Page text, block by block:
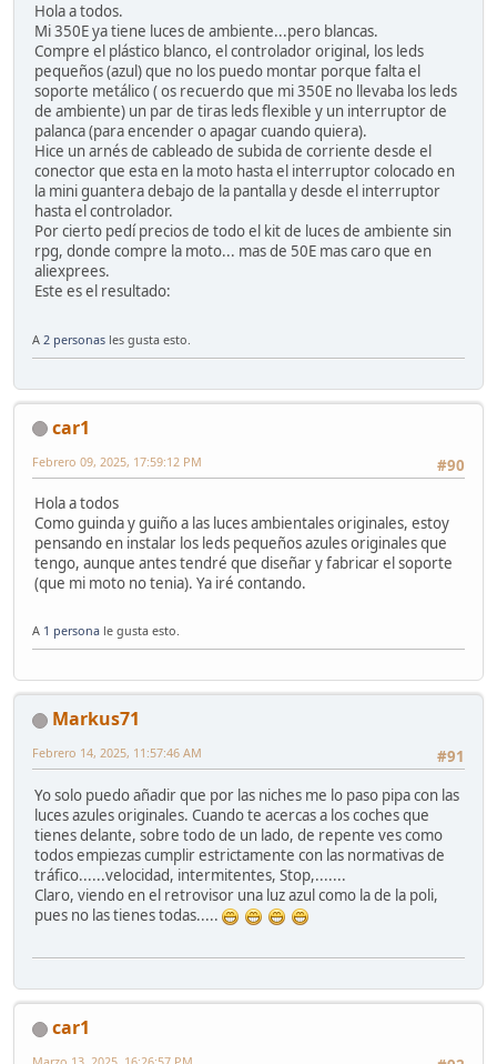
Hola a todos.
Mi 350E ya tiene luces de ambiente...pero blancas.
Compre el plástico blanco, el controlador original, los leds
pequeños (azul) que no los puedo montar porque falta el
soporte metálico ( os recuerdo que mi 350E no llevaba los leds
de ambiente) un par de tiras leds flexible y un interruptor de
palanca (para encender o apagar cuando quiera).
Hice un arnés de cableado de subida de corriente desde el
conector que esta en la moto hasta el interruptor colocado en
la mini guantera debajo de la pantalla y desde el interruptor
hasta el controlador.
Por cierto pedí precios de todo el kit de luces de ambiente sin
rpg, donde compre la moto... mas de 50E mas caro que en
aliexprees.
Este es el resultado:
A 2 personas les gusta esto.
car1
#90
Febrero 09, 2025, 17:59:12 PM
Hola a todos
Como guinda y guiño a las luces ambientales originales, estoy
pensando en instalar los leds pequeños azules originales que
tengo, aunque antes tendré que diseñar y fabricar el soporte
(que mi moto no tenia). Ya iré contando.
A 1 persona le gusta esto.
Markus71
#91
Febrero 14, 2025, 11:57:46 AM
Yo solo puedo añadir que por las niches me lo paso pipa con las
luces azules originales. Cuando te acercas a los coches que
tienes delante, sobre todo de un lado, de repente ves como
todos empiezas cumplir estrictamente con las normativas de
tráfico......velocidad, intermitentes, Stop,.......
Claro, viendo en el retrovisor una luz azul como la de la poli,
pues no las tienes todas.....
car1